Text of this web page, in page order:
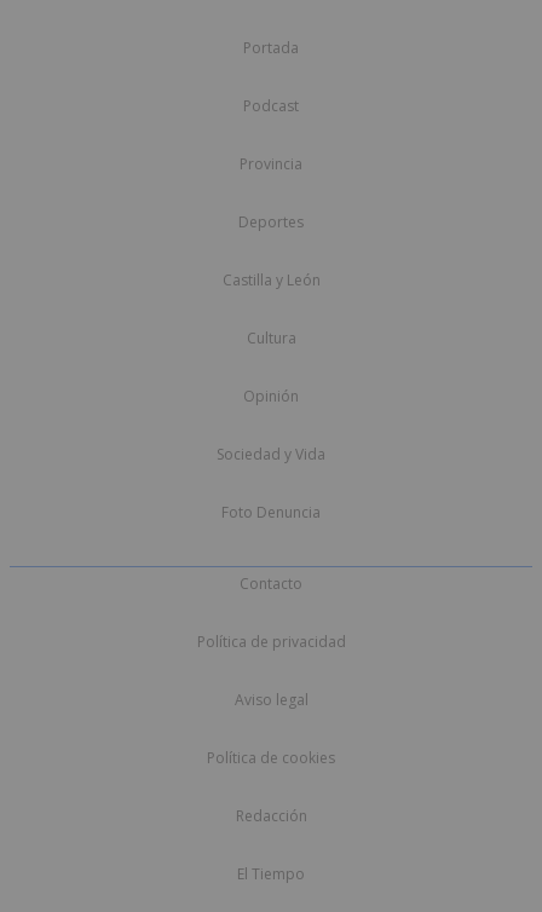
Portada
Podcast
Provincia
Deportes
Castilla y León
Cultura
Opinión
Sociedad y Vida
Foto Denuncia
Contacto
Política de privacidad
Aviso legal
Política de cookies
Redacción
El Tiempo